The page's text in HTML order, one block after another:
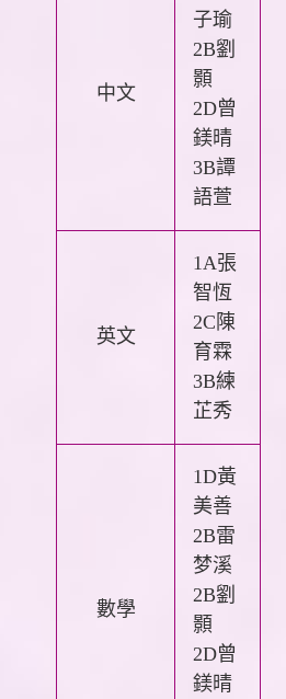
中文
子瑜
2B劉
顥
2D曾
鎂晴
3B譚
語萱
英文
1A張
智恆
2C陳
育霖
3B練
芷秀
數學
1D黃
美善
2B雷
梦溪
2B劉
顥
2D曾
鎂晴